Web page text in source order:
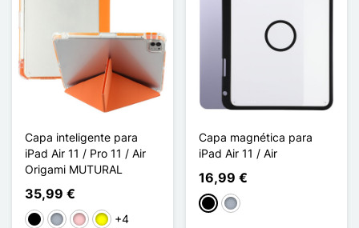
Capa inteligente para
iPad Air 11 / Pro 11 / Air
Origami MUTURAL
35,99 €
PretoCinzento
RosaAmarelo
+4
Capa magnética para
iPad Air 11 / Air
16,99 €
PretoCinzento